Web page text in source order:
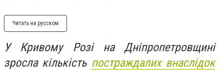
Читать на русском
У Кривому Розі на Дніпропетровщині
зросла кількість постраждалих внаслідок